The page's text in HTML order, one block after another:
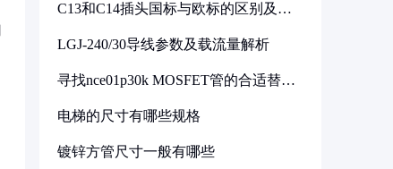
C13和C14插头国标与欧标的区别及其
LGJ-240/30导线参数及载流量解析
寻找nce01p30k MOSFET管的合适替代
电梯的尺寸有哪些规格
镀锌方管尺寸一般有哪些